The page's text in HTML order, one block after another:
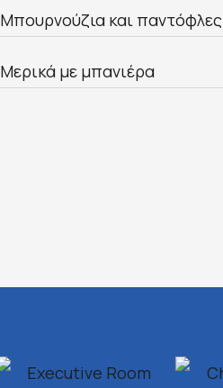
Μπουρνούζια και παντόφλες
Μερικά με μπανιέρα